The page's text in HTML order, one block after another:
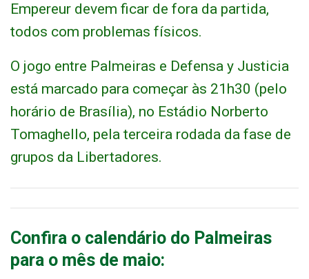
Empereur devem ficar de fora da partida,
todos com problemas físicos.
O jogo entre Palmeiras e Defensa y Justicia
está marcado para começar às 21h30 (pelo
horário de Brasília), no Estádio Norberto
Tomaghello, pela terceira rodada da fase de
grupos da Libertadores.
Confira o calendário do Palmeiras
para o mês de maio: